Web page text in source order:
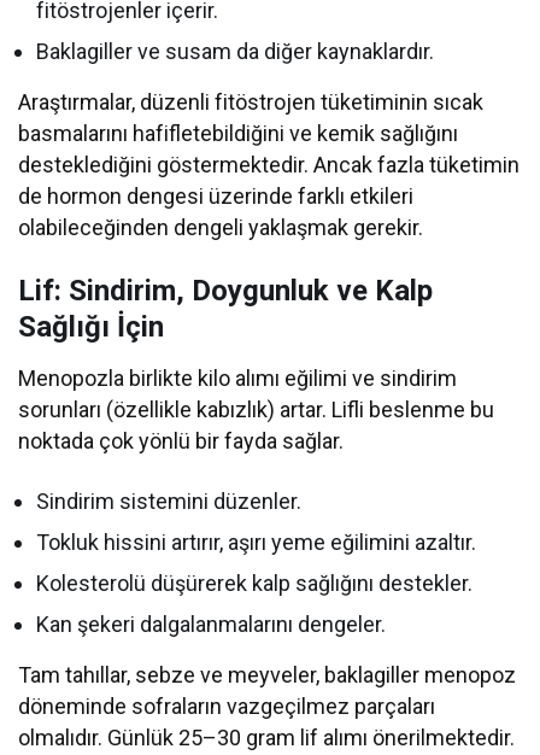
fitöstrojenler içerir.
Baklagiller ve susam da diğer kaynaklardır.
Araştırmalar, düzenli fitöstrojen tüketiminin sıcak
basmalarını hafifletebildiğini ve kemik sağlığını
desteklediğini göstermektedir. Ancak fazla tüketimin
de hormon dengesi üzerinde farklı etkileri
olabileceğinden dengeli yaklaşmak gerekir.
Lif: Sindirim, Doygunluk ve Kalp
Sağlığı İçin
Menopozla birlikte kilo alımı eğilimi ve sindirim
sorunları (özellikle kabızlık) artar. Lifli beslenme bu
noktada çok yönlü bir fayda sağlar.
Sindirim sistemini düzenler.
Tokluk hissini artırır, aşırı yeme eğilimini azaltır.
Kolesterolü düşürerek kalp sağlığını destekler.
Kan şekeri dalgalanmalarını dengeler.
Tam tahıllar, sebze ve meyveler, baklagiller menopoz
döneminde sofraların vazgeçilmez parçaları
olmalıdır. Günlük 25–30 gram lif alımı önerilmektedir.